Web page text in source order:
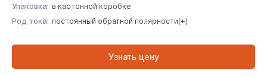
Упаковка: в картонной коробке
Род тока: постоянный обратной полярности(+)
Узнать цену